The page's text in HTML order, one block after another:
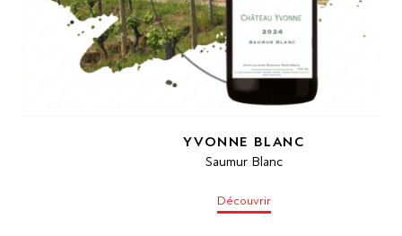
YVONNE BLANC
Saumur Blanc
Découvrir